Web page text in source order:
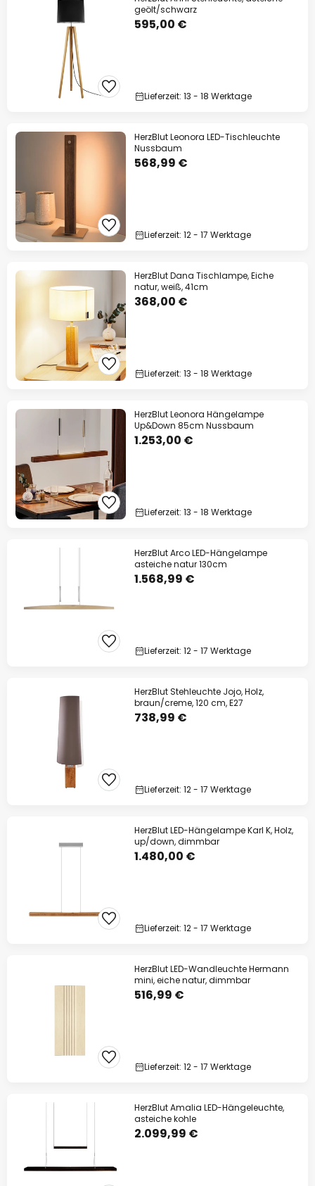
geölt/schwarz
595,00 €
Lieferzeit: 13 - 18 Werktage
HerzBlut Leonora LED-Tischleuchte
Nussbaum
568,99 €
Lieferzeit: 12 - 17 Werktage
HerzBlut Dana Tischlampe, Eiche
natur, weiß, 41cm
368,00 €
Lieferzeit: 13 - 18 Werktage
HerzBlut Leonora Hängelampe
Up&Down 85cm Nussbaum
1.253,00 €
Lieferzeit: 13 - 18 Werktage
HerzBlut Arco LED-Hängelampe
asteiche natur 130cm
1.568,99 €
Lieferzeit: 12 - 17 Werktage
HerzBlut Stehleuchte Jojo, Holz,
braun/creme, 120 cm, E27
738,99 €
Lieferzeit: 12 - 17 Werktage
HerzBlut LED-Hängelampe Karl K, Holz,
up/down, dimmbar
1.480,00 €
Lieferzeit: 12 - 17 Werktage
HerzBlut LED-Wandleuchte Hermann
mini, eiche natur, dimmbar
516,99 €
Lieferzeit: 12 - 17 Werktage
HerzBlut Amalia LED-Hängeleuchte,
asteiche kohle
2.099,99 €